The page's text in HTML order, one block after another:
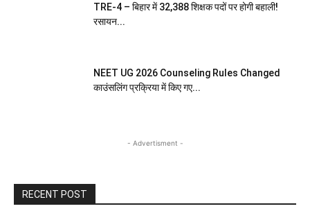
TRE-4 – बिहार में 32,388 शिक्षक पदों पर होगी बहाली!
रसायन...
NEET UG 2026 Counseling Rules Changed
काउंसलिंग प्रक्रिया में किए गए...
- Advertisment -
RECENT POST